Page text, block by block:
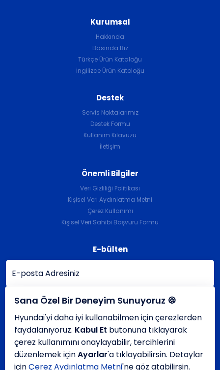
Bizi Takip Edin
Bizi Takip Edin
Kurumsal
Hakkında
Basında Biz
Türkçe Ürün Kataloğu
İngilizce Ürün Katoloğu
Destek
Servis Noktalarımız
Destek Formu
Kullanım Kılavuzu
İletişim
Önemli Bilgiler
Veri Gizliliği Politikası
Kişisel Veri Aydınlatma Metni
Çerez Kullanımı
Kişisel Veri Sahibi Başvuru Formu
E-bülten
Kaydet
444 23 30
Sana Özel Bir Deneyim Sunuyoruz 🍪
Hyundai'yi daha iyi kullanabilmen için çerezlerden
faydalanıyoruz. Kabul Et butonuna tıklayarak
çerez kullanımını onaylayabilir, tercihlerini
düzenlemek içinAyarlar'a tıklayabilirsin. Detaylar
içinÇerez Aydınlatma Metni'ne göz atabilirsin.